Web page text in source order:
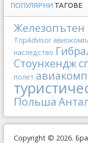
ПОПУЛЯРНИ ТАГОВЕ
Железопътен
TripAdvisor
наследство
Стоунхендж
полет
Польша
Copyright © 2026.